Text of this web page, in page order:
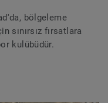
bölgeleme
sınırsız fırsatlara
kulübüdür.